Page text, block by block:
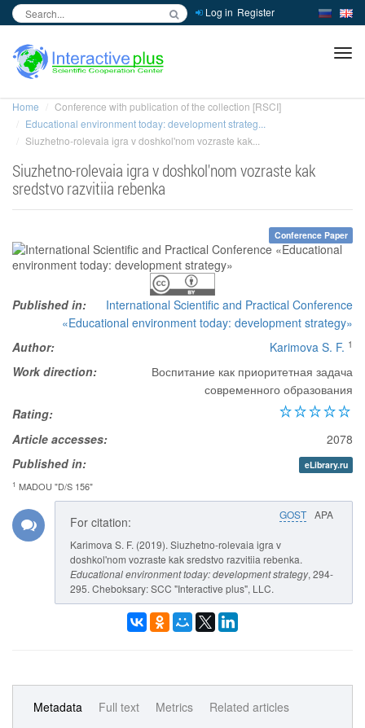
Log in Register
Home
Conference with publication of the collection [RSCI]
Educational environment today: development strateg...
Siuzhetno-rolevaia igra v doshkol'nom vozraste kak...
Siuzhetno-rolevaia igra v doshkol'nom vozraste kak
sredstvo razvitiia rebenka
Conference Paper
Published in:
International Scientific and Practical Conference
«Educational environment today: development strategy»
Author:
Karimova S. F. 1
Work direction:
Воспитание как приоритетная задача
современного образования
Rating:
Article accesses:
2078
Published in:
eLibrary.ru
1 MADOU "D/S 156"
GOST APA
For citation:
Karimova S. F. (2019). Siuzhetno-rolevaia igra v
doshkol'nom vozraste kak sredstvo razvitiia rebenka.
Educational environment today: development strategy, 294-
295. Cheboksary: SCC "Interactive plus", LLC.
Metadata Full text Metrics Related articles